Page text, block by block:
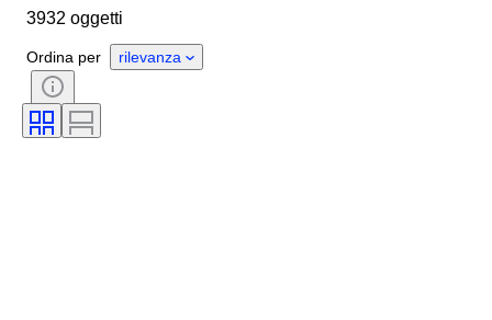
Oggetto
Materiale
Condizioni
Certificato
Firma
3932 oggetti
Ordina per rilevanza